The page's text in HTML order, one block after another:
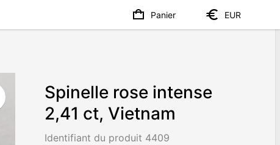
Spinelle rose intense
2,41 ct, Vietnam
Identifiant du produit 4409
Panier EUR